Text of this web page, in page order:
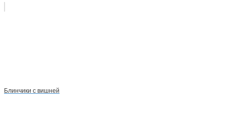
Блинчики с вишней